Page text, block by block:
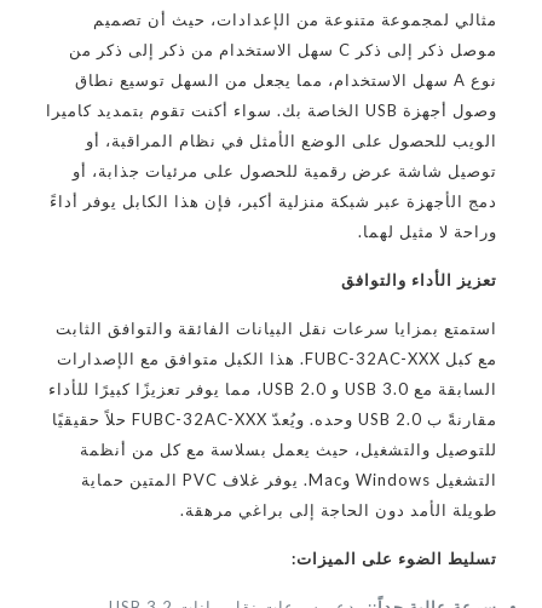
مثالي لمجموعة متنوعة من الإعدادات، حيث أن تصميم
موصل ذكر إلى ذكر C سهل الاستخدام من ذكر إلى ذكر من
نوع A سهل الاستخدام، مما يجعل من السهل توسيع نطاق
وصول أجهزة USB الخاصة بك. سواء أكنت تقوم بتمديد كاميرا
الويب للحصول على الوضع الأمثل في نظام المراقبة، أو
توصيل شاشة عرض رقمية للحصول على مرئيات جذابة، أو
دمج الأجهزة عبر شبكة منزلية أكبر، فإن هذا الكابل يوفر أداءً
وراحة لا مثيل لهما.
تعزيز الأداء والتوافق
استمتع بمزايا سرعات نقل البيانات الفائقة والتوافق الثابت
مع كبل FUBC-32AC-XXX. هذا الكبل متوافق مع الإصدارات
السابقة مع USB 3.0 و USB 2.0، مما يوفر تعزيزًا كبيرًا للأداء
مقارنةً ب USB 2.0 وحده. ويُعدّ FUBC-32AC-XXX حلاً حقيقيًا
للتوصيل والتشغيل، حيث يعمل بسلاسة مع كل من أنظمة
التشغيل Windows وMac. يوفر غلاف PVC المتين حماية
طويلة الأمد دون الحاجة إلى براغي مرهقة.
تسليط الضوء على الميزات: